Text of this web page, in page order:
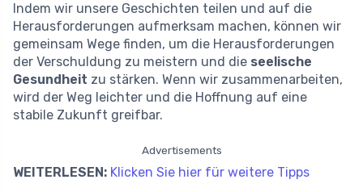
Indem wir unsere Geschichten teilen und auf die
Herausforderungen aufmerksam machen, können wir
gemeinsam Wege finden, um die Herausforderungen
der Verschuldung zu meistern und die seelische
Gesundheit zu stärken. Wenn wir zusammenarbeiten,
wird der Weg leichter und die Hoffnung auf eine
stabile Zukunft greifbar.
Advertisements
WEITERLESEN: Klicken Sie hier für weitere Tipps